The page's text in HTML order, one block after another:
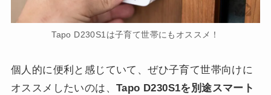
Tapo D230S1は子育て世帯にもオススメ！
個人的に便利と感じていて、ぜひ子育て世帯向けに
オススメしたいのは、 Tapo D230S1を別途スマート